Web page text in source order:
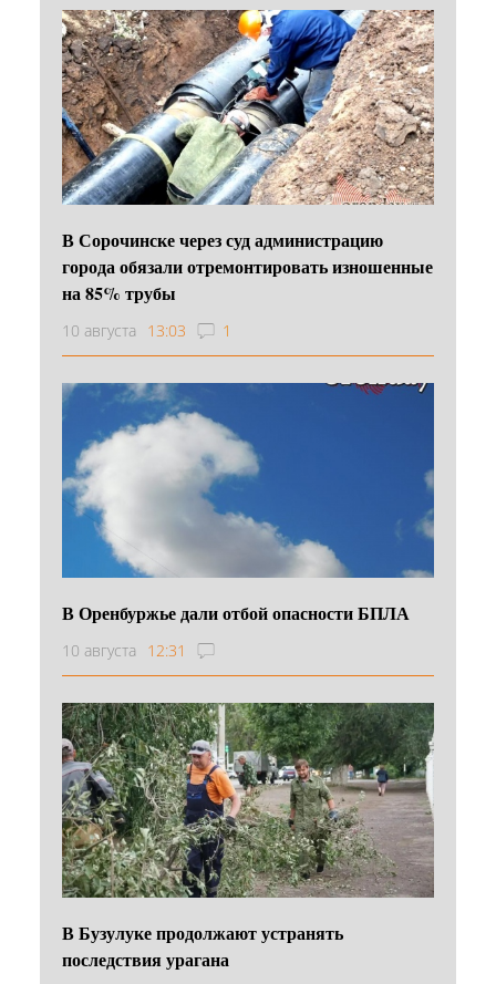
В Сорочинске через суд администрацию
города обязали отремонтировать изношенные
на 85% трубы
10 августа 13:03 1
В Оренбуржье дали отбой опасности БПЛА
10 августа 12:31
В Бузулуке продолжают устранять
последствия урагана